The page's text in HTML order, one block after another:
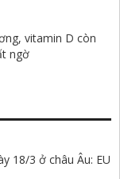
vitamin D còn
ngờ
18/3 ở châu Âu: EU